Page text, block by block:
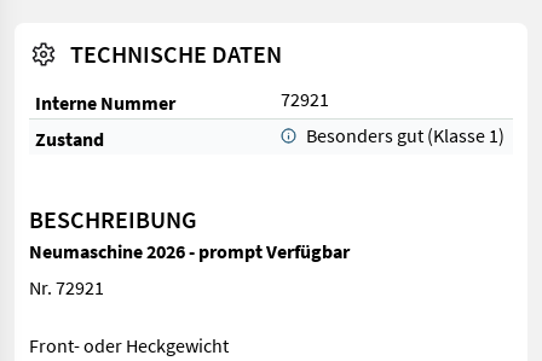
TECHNISCHE DATEN
Interne Nummer
72921
Zustand
Besonders gut (Klasse 1)
BESCHREIBUNG
Neumaschine 2026 - prompt Verfügbar
Nr. 72921
Front- oder Heckgewicht